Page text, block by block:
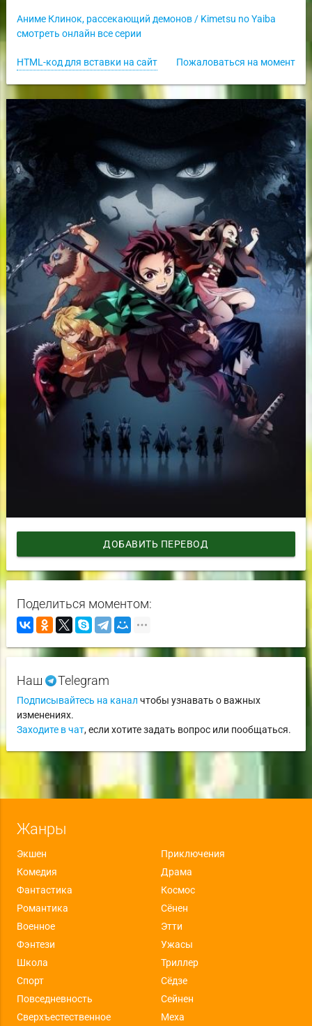
Аниме Клинок, рассекающий демонов / Kimetsu no Yaiba
смотреть онлайн все серии
Пожаловаться на момент
HTML-код для вставки на сайт
ДОБАВИТЬ ПЕРЕВОД
Поделиться моментом:
Наш Telegram
Подписывайтесь на канал чтобы узнавать о важных
изменениях.
Заходите в чат, если хотите задать вопрос или пообщаться.
Жанры
Экшен
Приключения
Комедия
Драма
Фантастика
Космос
Романтика
Сёнен
Военное
Этти
Фэнтези
Ужасы
Школа
Триллер
Спорт
Сёдзе
Повседневность
Сейнен
Сверхъестественное
Меха